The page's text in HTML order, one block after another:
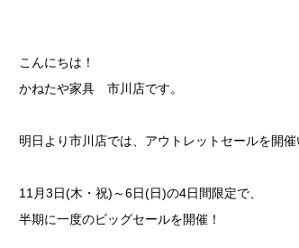
こんにちは！
かねたや家具 市川店です。
明日より市川店では、アウトレットセールを開催
11月3日(木・祝)～6日(日)の4日間限定で、
半期に一度のビッグセールを開催！